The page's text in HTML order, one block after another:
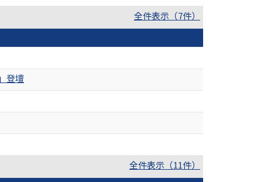
全件表示（7件）
登壇
全件表示（11件）